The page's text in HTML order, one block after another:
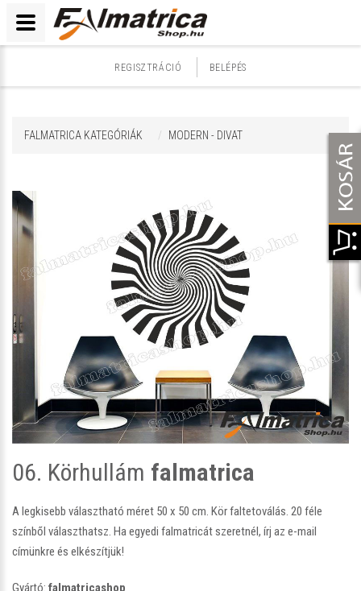
REGISZTRÁCIÓ BELÉPÉS
FALMATRICA KATEGÓRIÁK MODERN - DIVAT
06. Körhullám falmatrica
A legkisebb választható méret 50 x 50 cm. Kör faltetoválás. 20 féle
színből választhatsz. Ha egyedi falmatricát szeretnél, írj az e-mail
címünkre és elkészítjük!
Gyártó: falmatricashop